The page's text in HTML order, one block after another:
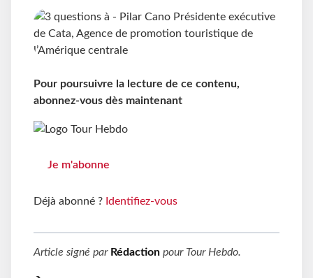
Pour poursuivre la lecture de ce contenu,
abonnez-vous dès maintenant
Je m'abonne
Déjà abonné ? Identifiez-vous
Article signé par Rédaction pour Tour Hebdo.